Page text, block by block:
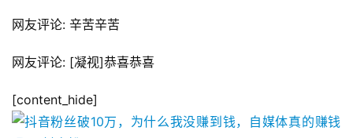
网友评论: 辛苦辛苦
网友评论: [凝视]恭喜恭喜
[content_hide]